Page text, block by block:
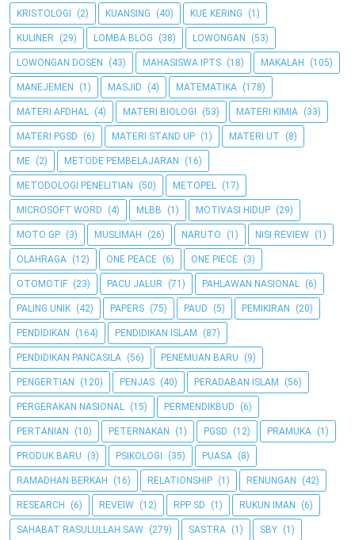
KRISTOLOGI (2) KUANSING (40) KUE KERING (1)
KULINER (29) LOMBA BLOG (38) LOWONGAN (53)
LOWONGAN DOSEN (43) MAHASISWA IPTS (18) MAKALAH (105)
MANEJEMEN (1) MASJID (4) MATEMATIKA (178)
MATERI AFDHAL (4) MATERI BIOLOGI (53) MATERI KIMIA (33)
MATERI PGSD (6) MATERI STAND UP (1) MATERI UT (8)
ME (2) METODE PEMBELAJARAN (16)
METODOLOGI PENELITIAN (50) METOPEL (17)
MICROSOFT WORD (4) MLBB (1) MOTIVASI HIDUP (29)
MOTO GP (3) MUSLIMAH (26) NARUTO (1) NISI REVIEW (1)
OLAHRAGA (12) ONE PEACE (6) ONE PIECE (3)
OTOMOTIF (23) PACU JALUR (71) PAHLAWAN NASIONAL (6)
PALING UNIK (42) PAPERS (75) PAUD (5) PEMIKIRAN (20)
PENDIDIKAN (164) PENDIDIKAN ISLAM (87)
PENDIDIKAN PANCASILA (56) PENEMUAN BARU (9)
PENGERTIAN (120) PENJAS (40) PERADABAN ISLAM (56)
PERGERAKAN NASIONAL (15) PERMENDIKBUD (6)
PERTANIAN (10) PETERNAKAN (1) PGSD (12) PRAMUKA (1)
PRODUK BARU (3) PSIKOLOGI (35) PUASA (8)
RAMADHAN BERKAH (16) RELATIONSHIP (1) RENUNGAN (42)
RESEARCH (6) REVEIW (12) RPP SD (1) RUKUN IMAN (6)
SAHABAT RASULULLAH SAW (279) SASTRA (1) SBY (1)